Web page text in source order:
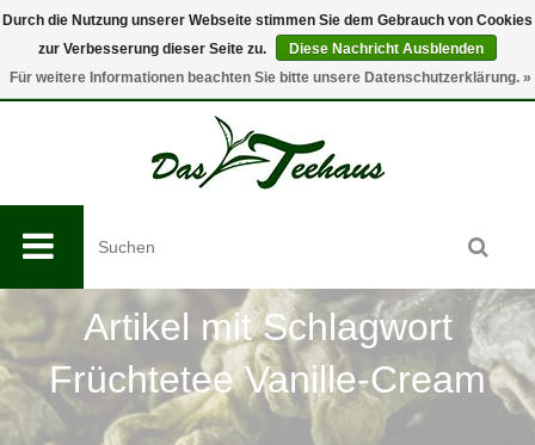
0
Artikel mit Schlagwort
Früchtetee Vanille-Cream
Durch die Nutzung unserer Webseite stimmen Sie dem Gebrauch von Cookies
zur Verbesserung dieser Seite zu.
Diese Nachricht Ausblenden
Für weitere Informationen beachten Sie bitte unsere Datenschutzerklärung. »